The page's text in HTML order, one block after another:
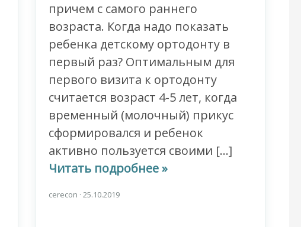
причем с самого раннего
возраста. Когда надо показать
ребенка детскому ортодонту в
первый раз? Оптимальным для
первого визита к ортодонту
считается возраст 4-5 лет, когда
временный (молочный) прикус
сформировался и ребенок
активно пользуется своими […]
Читать подробнее »
cerecon · 25.10.2019